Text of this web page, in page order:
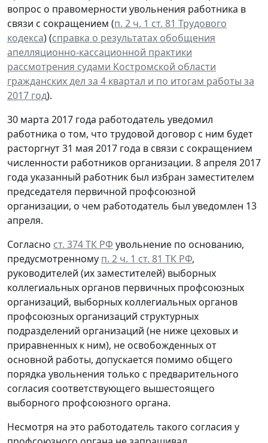
вопрос о правомерности увольнения работника в
связи с сокращением (п. 2 ч. 1 ст. 81 Трудового
кодекса) (справка о результатах обобщения
апелляционно-кассационной практики
рассмотрения судами Костромской области
гражданских дел за 4 квартал и по итогам работы за
2017 год).
30 марта 2017 года работодатель уведомил
работника о том, что трудовой договор с ним будет
расторгнут 31 мая 2017 года в связи с сокращением
численности работников организации. 8 апреля 2017
года указанный работник был избран заместителем
председателя первичной профсоюзной
организации, о чем работодатель был уведомлен 13
апреля.
Согласно ст. 374 ТК РФ увольнение по основанию,
предусмотренному п. 2 ч. 1 ст. 81 ТК РФ,
руководителей (их заместителей) выборных
коллегиальных органов первичных профсоюзных
организаций, выборных коллегиальных органов
профсоюзных организаций структурных
подразделений организаций (не ниже цеховых и
приравненных к ним), не освобожденных от
основной работы, допускается помимо общего
порядка увольнения только с предварительного
согласия соответствующего вышестоящего
выборного профсоюзного органа.
Несмотря на это работодатель такого согласия у